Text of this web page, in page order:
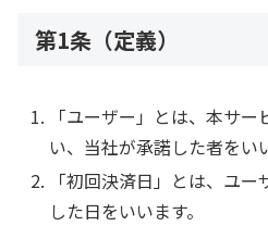
第1条（定義）
「ユーザー」とは、本サ
い、当社が承諾した者をい
「初回決済日」とは、ユ
した日をいいます。